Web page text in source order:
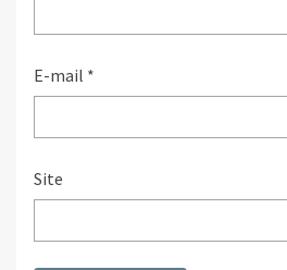
E-mail *
Site